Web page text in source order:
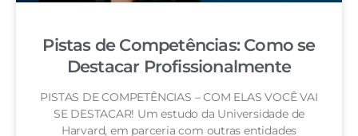
Pistas de Competências: Como se
Destacar Profissionalmente
PISTAS DE COMPETÊNCIAS – COM ELAS VOCÊ VAI
SE DESTACAR! Um estudo da Universidade de
Harvard, em parceria com outras entidades